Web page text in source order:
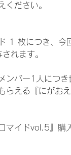
ください。
1 枚につき、今
れます。
ンバー1人につ
らえる『にがお
マイドvol.5』購